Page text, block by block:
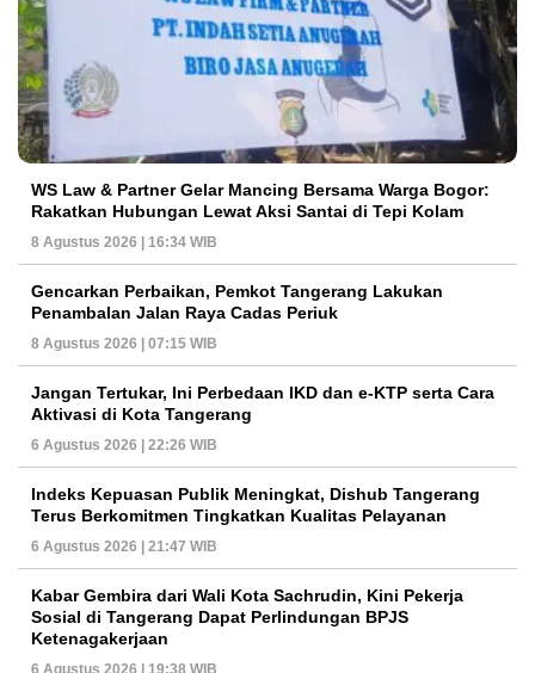
WS Law & Partner Gelar Mancing Bersama Warga Bogor:
Rakatkan Hubungan Lewat Aksi Santai di Tepi Kolam
8 Agustus 2026 | 16:34 WIB
Gencarkan Perbaikan, Pemkot Tangerang Lakukan
Penambalan Jalan Raya Cadas Periuk
8 Agustus 2026 | 07:15 WIB
Jangan Tertukar, Ini Perbedaan IKD dan e-KTP serta Cara
Aktivasi di Kota Tangerang
6 Agustus 2026 | 22:26 WIB
Indeks Kepuasan Publik Meningkat, Dishub Tangerang
Terus Berkomitmen Tingkatkan Kualitas Pelayanan
6 Agustus 2026 | 21:47 WIB
Kabar Gembira dari Wali Kota Sachrudin, Kini Pekerja
Sosial di Tangerang Dapat Perlindungan BPJS
Ketenagakerjaan
6 Agustus 2026 | 19:38 WIB